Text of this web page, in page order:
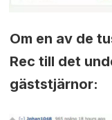
Om en av de
Rec till det
gäststjärnor: